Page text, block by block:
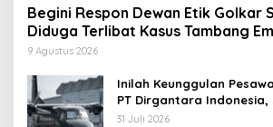
Begini Respon Dewan Etik Golkar
Diduga Terlibat Kasus Tambang
9 Agustus 2026
Inilah Keunggulan
PT Dirgantara Indonesia,
Berbagai Operasi TNI
31 Juli 2026